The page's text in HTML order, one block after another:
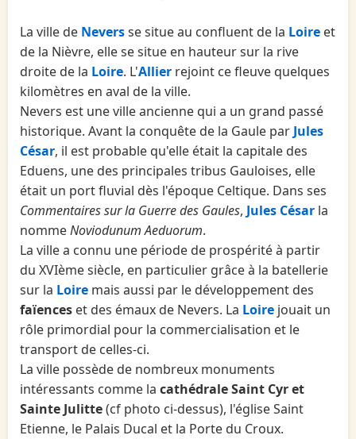
La ville de Neversse situe au confluent de la Loire et
de la Nièvre, elle se situe en hauteur sur la rive
droite de la Loire. L'Allier rejoint ce fleuve quelques
kilomètres en aval de la ville.
Nevers est une ville ancienne qui a un grand passé
historique. Avant la conquête de la Gaule par Jules
César, il est probable qu'elle était la capitale des
Eduens, une des principales tribus Gauloises, elle
était un port fluvial dès l'époque Celtique. Dans ses
Commentaires sur la Guerre des Gaules, Jules César la
nommeNoviodunum Aeduorum.
La ville a connu une période de prospérité à partir
du XVIème siècle, en particulier grâce à la batellerie
sur la Loire mais aussi par le développement des
faïences et des émaux de Nevers. La Loire jouait un
rôle primordial pour la commercialisation et le
transport de celles-ci.
La ville possède de nombreux monuments
intéressants comme la cathédrale Saint Cyr et
Sainte Julitte(cf photo ci-dessus), l'église Saint
Etienne, le Palais Ducal et la Porte du Croux.